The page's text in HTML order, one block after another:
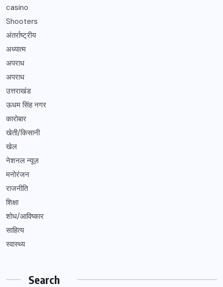
casino
Shooters
अंतर्राष्ट्रीय
अध्यात्म
अपराध
अपराध
उत्तराखंड
ऊधम सिंह नगर
कारोबार
खेती/किसानी
खेल
नेशनल न्यूज़
मनोरंजन
राजनीति
शिक्षा
शोध/आविष्कार
साहित्य
स्वास्थ्य
Search